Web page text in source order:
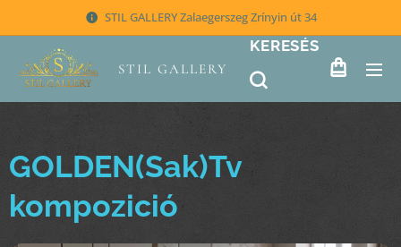
STIL GALLERY Zalaegerszeg Zrínyin út 34
STIL GALLERY
KERESÉS
GOLDEN(Sak)Tv
kompozició